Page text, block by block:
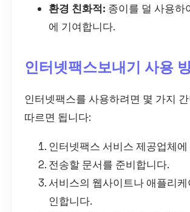
환경 친화적: 종이를 덜 사용하
에 기여합니다.
인터넷팩스보내기 사용
인터넷팩스를 사용하려면 몇 가지
따르면 됩니다:
인터넷팩스 서비스 제공업체
전송할 문서를 준비합니다.
서비스의 웹사이트나 애플리
인합니다.